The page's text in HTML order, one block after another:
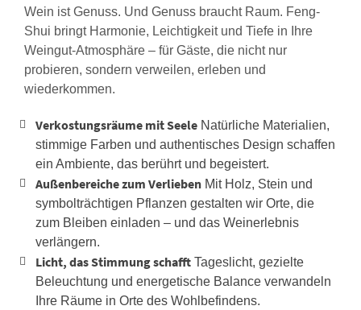
Wein ist Genuss. Und Genuss braucht Raum. Feng-
Shui bringt Harmonie, Leichtigkeit und Tiefe in Ihre
Weingut-Atmosphäre – für Gäste, die nicht nur
probieren, sondern verweilen, erleben und
wiederkommen.
Verkostungsräume mit Seele Natürliche Materialien,
stimmige Farben und authentisches Design schaffen
ein Ambiente, das berührt und begeistert.
Außenbereiche zum Verlieben Mit Holz, Stein und
symbolträchtigen Pflanzen gestalten wir Orte, die
zum Bleiben einladen – und das Weinerlebnis
verlängern.
Licht, das Stimmung schafft Tageslicht, gezielte
Beleuchtung und energetische Balance verwandeln
Ihre Räume in Orte des Wohlbefindens.